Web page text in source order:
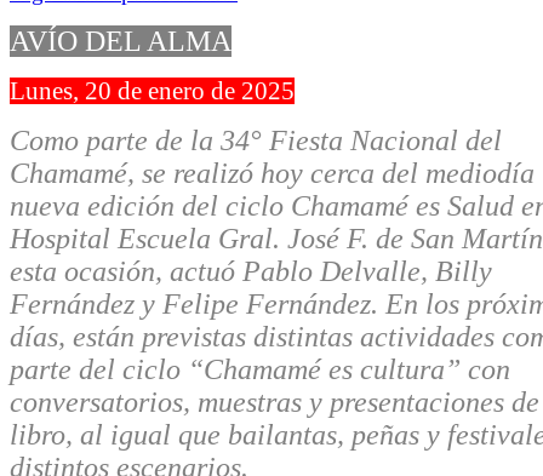
AVÍO DEL ALMA
Lunes, 20 de enero de 2025
Como parte de la 34° Fiesta Nacional del
Chamamé, se realizó hoy cerca del mediodía
nueva edición del ciclo Chamamé es Salud
Hospital Escuela Gral. José F. de San
esta ocasión, actuó Pablo Delvalle, Billy
Fernández y Felipe Fernández. En los
días, están previstas distintas actividades
parte del ciclo “Chamamé es cultura” con
conversatorios, muestras y presentaciones de
libro, al igual que bailantas, peñas y
distintos escenarios.